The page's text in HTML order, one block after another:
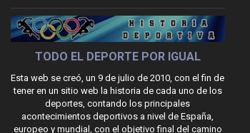
TODO EL DEPORTE POR IGUAL
Esta web se creó, un 9 de julio de 2010, con el fin de
tener en un sitio web la historia de cada uno de los
deportes, contando los principales
acontecimientos deportivos a nivel de España,
europeo y mundial, con el objetivo final del camino